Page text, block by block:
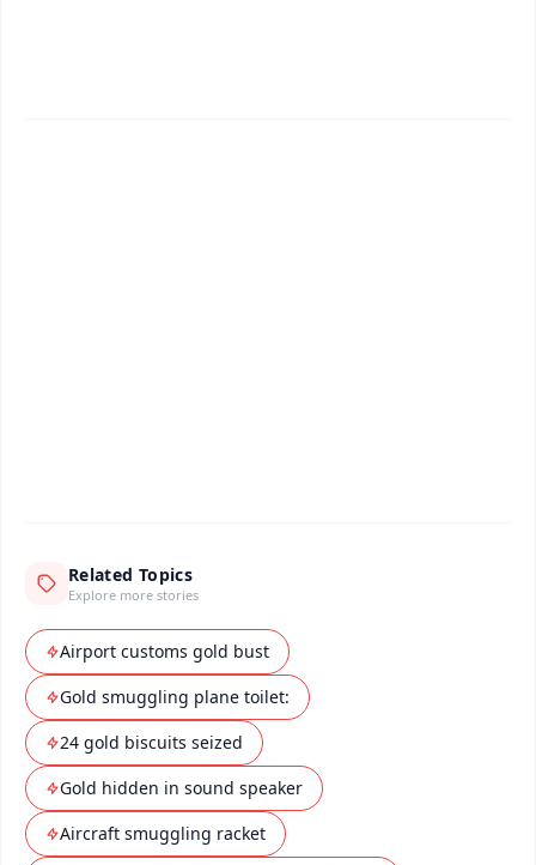
Related Topics
Explore more stories
Airport customs gold bust
Gold smuggling plane toilet:
24 gold biscuits seized
Gold hidden in sound speaker
Aircraft smuggling racket